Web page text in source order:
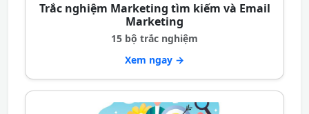
Trắc nghiệm Marketing tìm kiếm và Email
Marketing
15 bộ trắc nghiệm
Xem ngay →